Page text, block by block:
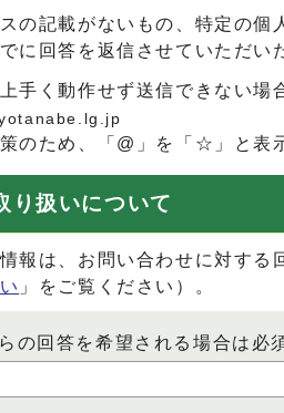
の記載がないもの、特定の
に回答を返信させていただい
手く動作せず送信できない場
のため、「@」を「☆」と表
り扱いについて
報は、お問い合わせに対す
」をご覧ください）。
の回答を希望される場合は必